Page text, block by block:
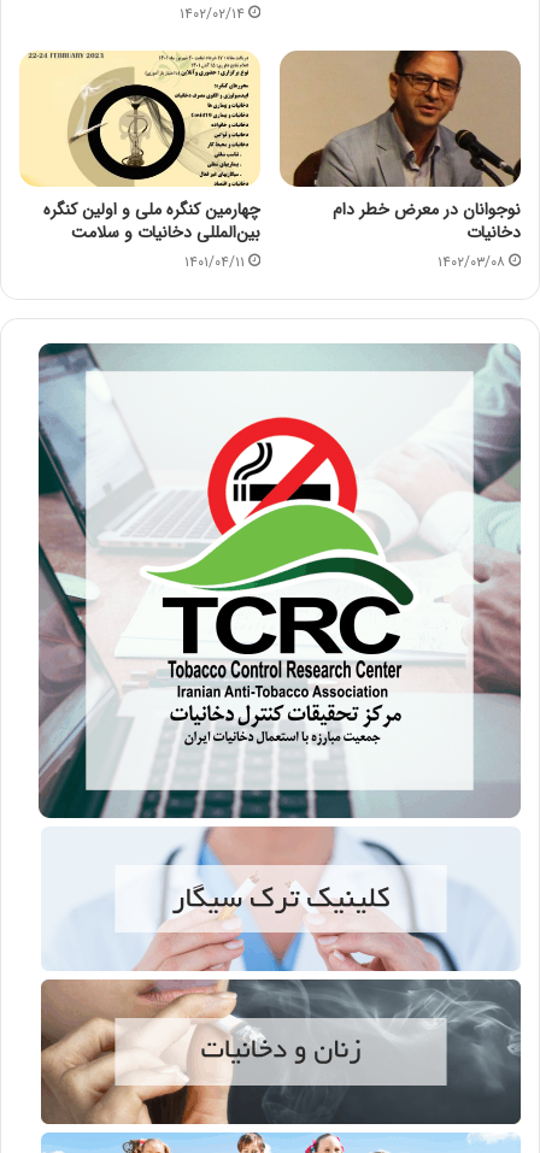
۱۴۰۲/۰۲/۱۴
نوجوانان در معرض خطر دام
دخانیات
۱۴۰۲/۰۳/۰۸
چهارمین کنگره ملی و اولین کنگره
بین‌المللی دخانیات و سلامت
۱۴۰۱/۰۴/۱۱